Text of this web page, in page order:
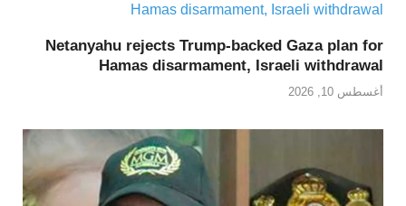
Netanyahu rejects Trump-backed Gaza plan for
Hamas disarmament, Israeli withdrawal
أغسطس 10, 2026